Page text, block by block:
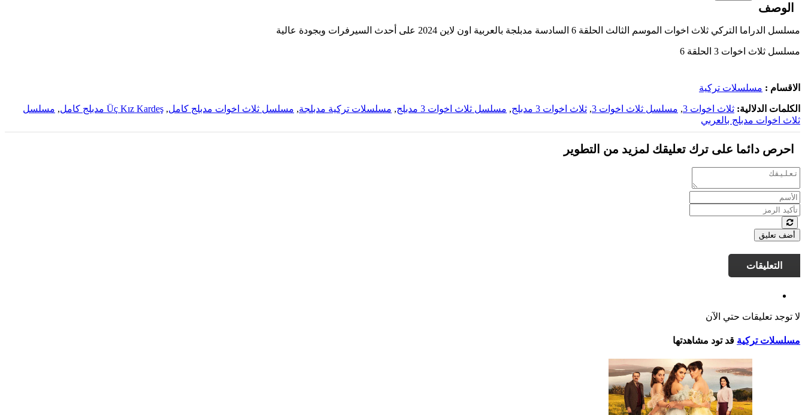
الوصف
مسلسل الدراما التركي ثلاث اخوات الموسم الثالث الحلقة 6 السادسة مدبلجة بالعربية اون لاين 2024 على أحدث السيرفرات وبجودة عالية
مسلسل ثلاث اخوات 3 الحلقة 6
الاقسام : مسلسلات تركية
الكلمات الدلالية: ثلاث اخوات 3 , مسلسل ثلاث اخوات 3 , ثلاث اخوات 3 مدبلج , مسلسل ثلاث اخوات 3 مدبلج , مسلسلات تركية مدبلجة, مسلسل ثلاث اخوات مدبلج كامل, Üç Kız Kardeş مدبلج كامل , مسلسل
ثلاث اخوات مدبلج بالعربي
احرص دائما على ترك تعليقك لمزيد من التطوير
أضف تعليق
التعليقات
لا توجد تعليقات حتي الآن
مسلسلات تركية قد تود مشاهدتها